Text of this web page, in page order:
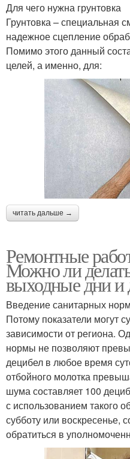
Для чего нужна грунтовка
Грунтовка – специальная
надежное сцепление
Помимо этого данный
целей, а именно, для:
читать дальше →
Ремонтные
Можно ли
выходные дни и
Введение санитарных
Потому показатели могут
зависимости от региона.
нормы не позволяют
децибел в любое время
отбойного молотка
шума составляет 100
с использованием такого
субботу или воскресенье,
обратиться в